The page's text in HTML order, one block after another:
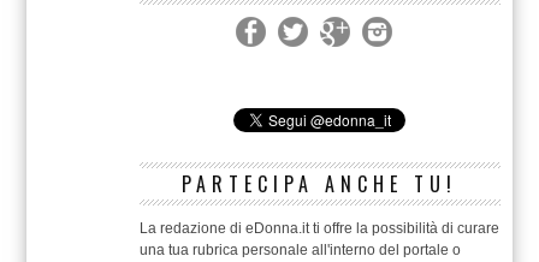
PARTECIPA ANCHE TU!
La redazione di eDonna.it ti offre la possibilità di curare
una tua rubrica personale all'interno del portale o